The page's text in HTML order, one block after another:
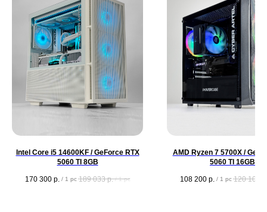
Intel Core i5 14600KF / GeForce RTX
5060 TI 8GB
170 300 р. / 1 pc 189 033 р. / 1 pc
AMD Ryzen 7 5700X /
5060 TI 16GB
108 200 р. / 1 pc 120 102